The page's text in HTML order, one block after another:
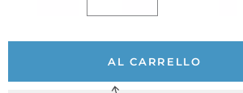
AL CARRELLO